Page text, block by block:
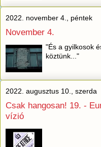
2022. november 4., péntek
November 4.
"És a gyilkosok
köztünk..."
2022. augusztus 10., szerda
Csak hangosan! 19. -
vízió